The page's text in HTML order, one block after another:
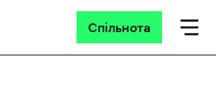
Спільнота